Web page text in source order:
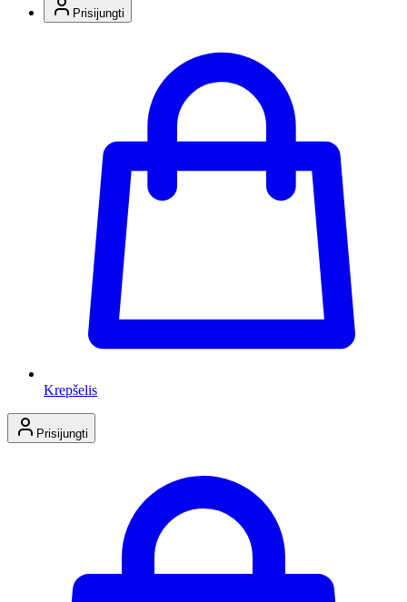
Prisijungti
Krepšelis
Prisijungti